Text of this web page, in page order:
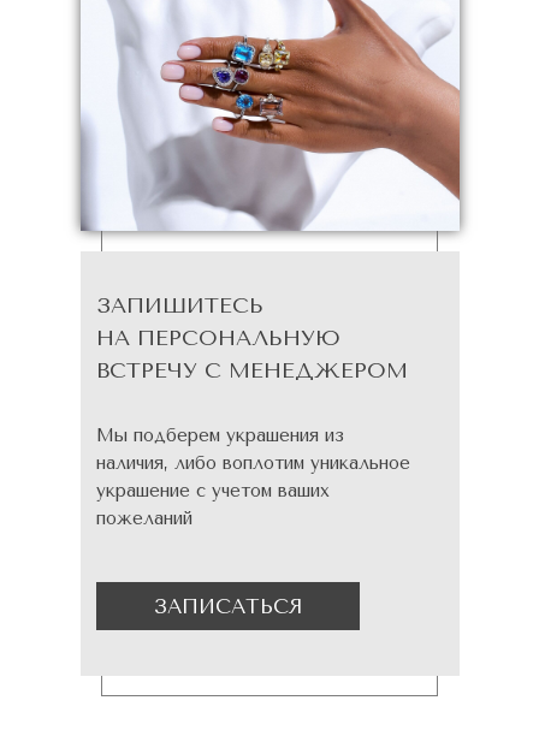
ЗАПИШИТЕСЬ
НА ПЕРСОНАЛЬНУЮ
ВСТРЕЧУ С МЕНЕДЖЕРОМ
Мы подберем украшения из
наличия, либо воплотим уникальное
украшение с учетом ваших
пожеланий
ЗАПИСАТЬСЯ